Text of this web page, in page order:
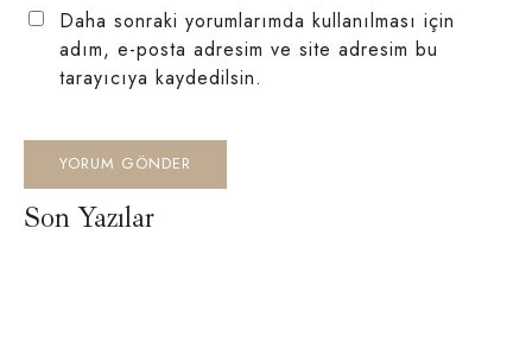
Daha sonraki yorumlarımda kullanılması için
adım, e-posta adresim ve site adresim bu
tarayıcıya kaydedilsin.
Son Yazılar